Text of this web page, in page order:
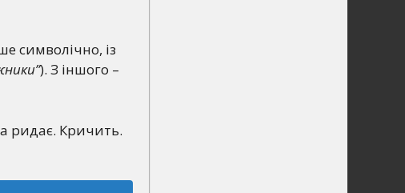
символічно, із
). З іншого –
ридає. Кричить.